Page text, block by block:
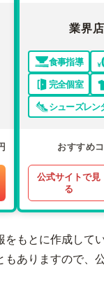
業界
食事指導
完全個室
シューズレン
おすすめ
公式サイトで見
る
もとに作成して
ありますので、